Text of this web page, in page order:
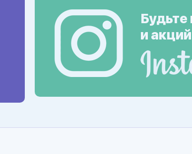
Будьте
и акций